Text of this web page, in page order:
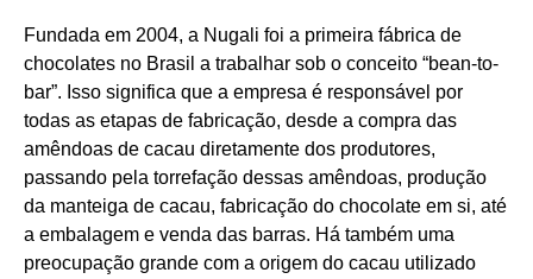
Fundada em 2004, a Nugali foi a primeira fábrica de
chocolates no Brasil a trabalhar sob o conceito “bean-to-
bar”. Isso significa que a empresa é responsável por
todas as etapas de fabricação, desde a compra das
amêndoas de cacau diretamente dos produtores,
passando pela torrefação dessas amêndoas, produção
da manteiga de cacau, fabricação do chocolate em si, até
a embalagem e venda das barras. Há também uma
preocupação grande com a origem do cacau utilizado